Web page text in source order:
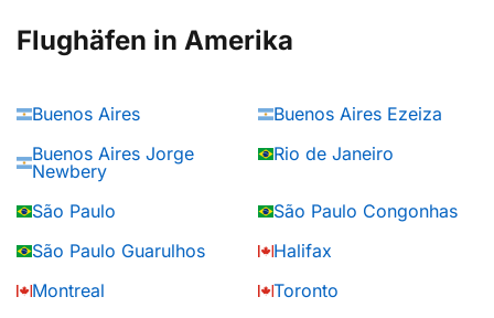
Flughäfen in Amerika
Buenos Aires
Buenos Aires Ezeiza
Buenos Aires Jorge
Newbery
Rio de Janeiro
São Paulo
São Paulo Congonhas
São Paulo Guarulhos
Halifax
Montreal
Toronto